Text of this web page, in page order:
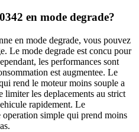
en mode degrade?
en mode degrade, vous pouvez
Le mode degrade est concu pour
les performances sont
est augmentee. Le
rend le moteur moins souple a
limiter les deplacements au strict
rapidement. Le
operation simple qui prend moins